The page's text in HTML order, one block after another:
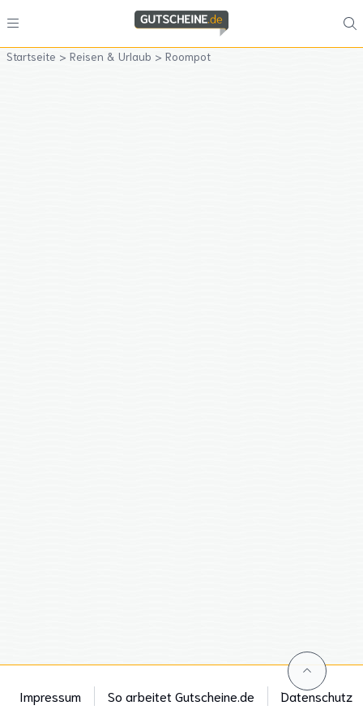
Startseite > Reisen & Urlaub > Roompot
Impressum So arbeitet Gutscheine.de Datenschutz